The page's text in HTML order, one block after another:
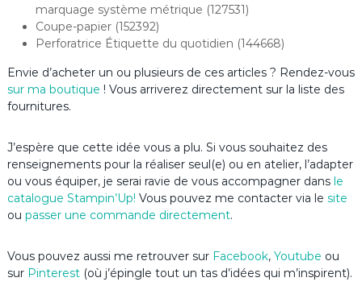
marquage système métrique (127531)
Coupe-papier (152392)
Perforatrice Étiquette du quotidien (144668)
Envie d’acheter un ou plusieurs de ces articles ? Rendez-vous
sur ma boutique ! Vous arriverez directement sur la liste des
fournitures.
J’espère que cette idée vous a plu. Si vous souhaitez des
renseignements pour la réaliser seul(e) ou en atelier, l’adapter
ou vous équiper, je serai ravie de vous accompagner dans le
catalogue Stampin’Up! Vous pouvez me contacter via le site
ou passer une commande directement.
Vous pouvez aussi me retrouver sur Facebook, Youtube ou
sur Pinterest (où j’épingle tout un tas d’idées qui m’inspirent).